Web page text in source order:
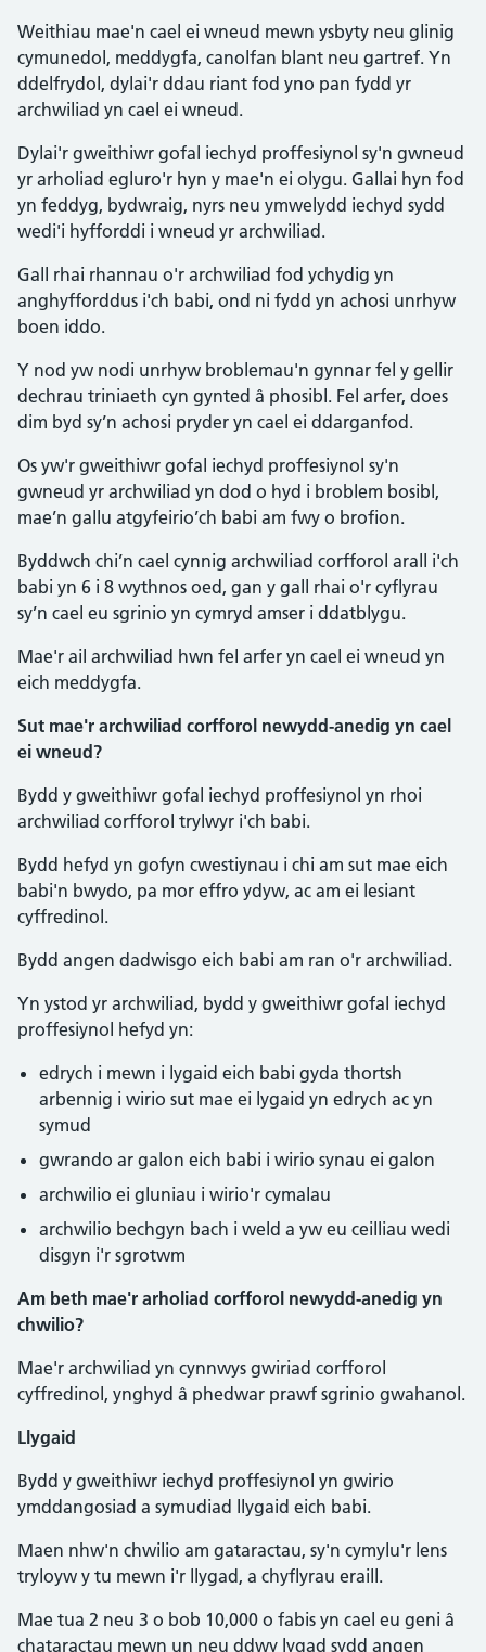
Weithiau mae'n cael ei wneud mewn ysbyty neu glinig
cymunedol, meddygfa, canolfan blant neu gartref. Yn
ddelfrydol, dylai'r ddau riant fod yno pan fydd yr
archwiliad yn cael ei wneud.
Dylai'r gweithiwr gofal iechyd proffesiynol sy'n gwneud
yr arholiad egluro'r hyn y mae'n ei olygu. Gallai hyn fod
yn feddyg, bydwraig, nyrs neu ymwelydd iechyd sydd
wedi'i hyfforddi i wneud yr archwiliad.
Gall rhai rhannau o'r archwiliad fod ychydig yn
anghyfforddus i'ch babi, ond ni fydd yn achosi unrhyw
boen iddo.
Y nod yw nodi unrhyw broblemau'n gynnar fel y gellir
dechrau triniaeth cyn gynted â phosibl. Fel arfer, does
dim byd sy’n achosi pryder yn cael ei ddarganfod.
Os yw'r gweithiwr gofal iechyd proffesiynol sy'n
gwneud yr archwiliad yn dod o hyd i broblem bosibl,
mae’n gallu atgyfeirio’ch babi am fwy o brofion.
Byddwch chi’n cael cynnig archwiliad corfforol arall i'ch
babi yn 6 i 8 wythnos oed, gan y gall rhai o'r cyflyrau
sy’n cael eu sgrinio yn cymryd amser i ddatblygu.
Mae'r ail archwiliad hwn fel arfer yn cael ei wneud yn
eich meddygfa.
Sut mae'r archwiliad corfforol newydd-anedig yn cael
ei wneud?
Bydd y gweithiwr gofal iechyd proffesiynol yn rhoi
archwiliad corfforol trylwyr i'ch babi.
Bydd hefyd yn gofyn cwestiynau i chi am sut mae eich
babi'n bwydo, pa mor effro ydyw, ac am ei lesiant
cyffredinol.
Bydd angen dadwisgo eich babi am ran o'r archwiliad.
Yn ystod yr archwiliad, bydd y gweithiwr gofal iechyd
proffesiynol hefyd yn:
edrych i mewn i lygaid eich babi gyda thortsh
arbennig i wirio sut mae ei lygaid yn edrych ac yn
symud
gwrando ar galon eich babi i wirio synau ei galon
archwilio ei gluniau i wirio'r cymalau
archwilio bechgyn bach i weld a yw eu ceilliau wedi
disgyn i'r sgrotwm
Am beth mae'r arholiad corfforol newydd-anedig yn
chwilio?
Mae'r archwiliad yn cynnwys gwiriad corfforol
cyffredinol, ynghyd â phedwar prawf sgrinio gwahanol.
Llygaid
Bydd y gweithiwr iechyd proffesiynol yn gwirio
ymddangosiad a symudiad llygaid eich babi.
Maen nhw'n chwilio am gataractau, sy'n cymylu'r lens
tryloyw y tu mewn i'r llygad, a chyflyrau eraill.
Mae tua 2 neu 3 o bob 10,000 o fabis yn cael eu geni â
chataractau mewn un neu ddwy lygad sydd angen